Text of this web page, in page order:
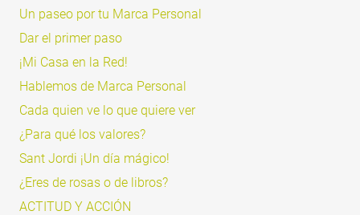
Un paseo por tu Marca Personal
Dar el primer paso
¡Mi Casa en la Red!
Hablemos de Marca Personal
Cada quien ve lo que quiere ver
¿Para qué los valores?
Sant Jordi ¡Un día mágico!
¿Eres de rosas o de libros?
ACTITUD Y ACCIÓN